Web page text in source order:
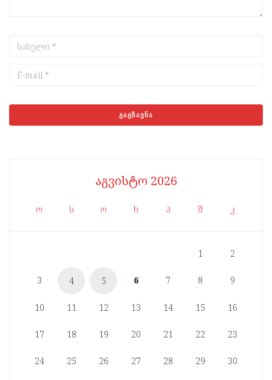
აგვისტო 2026
ო ს ო ხ პ შ კ
1 2
3 4 5 6 7 8 9
10 11 12 13 14 15 16
17 18 19 20 21 22 23
24 25 26 27 28 29 30